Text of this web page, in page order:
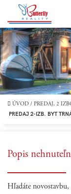
ÚVOD / PREDAJ, 2
PREDAJ 2-IZB. BYT
Popis
Hľadáte novostavbu,